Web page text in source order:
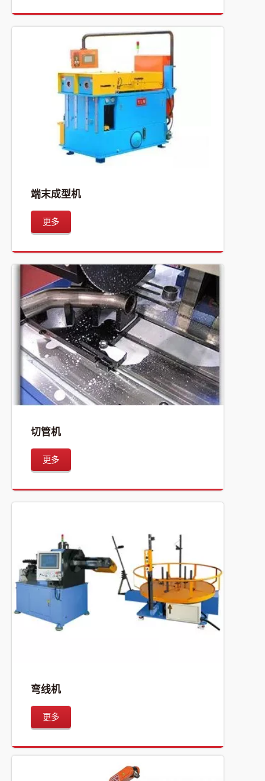
端末成型机
更多
切管机
更多
弯线机
更多